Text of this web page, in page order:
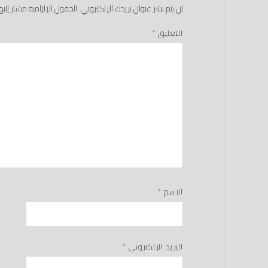
لن يتم نشر عنوان بريدك الإلكتروني.الحقول الإلزامية مشار
التعليق *
الاسم *
البريد الإلكتروني *